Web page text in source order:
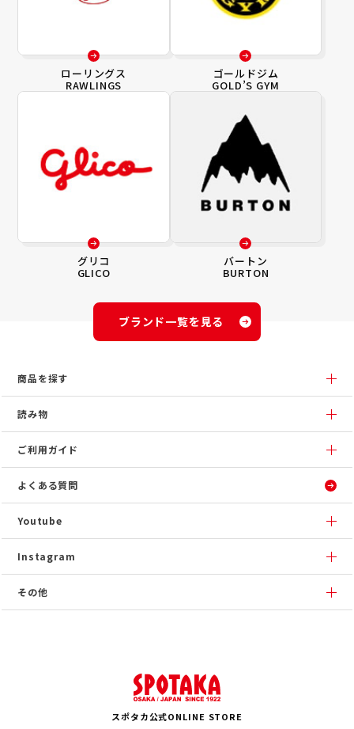
ローリングス
RAWLINGS
ゴールドジム
GOLD’S GYM
グリコ
GLICO
バートン
BURTON
ブランド一覧を見る
商品を探す
読み物
ご利用ガイド
よくある質問
Youtube
Instagram
その他
スポタカ公式ONLINE STORE